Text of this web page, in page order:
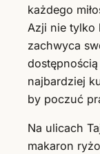
każdego
Azji nie tylko
zachwyca
najbardziej
by poczuć
Na ulicach
makaron